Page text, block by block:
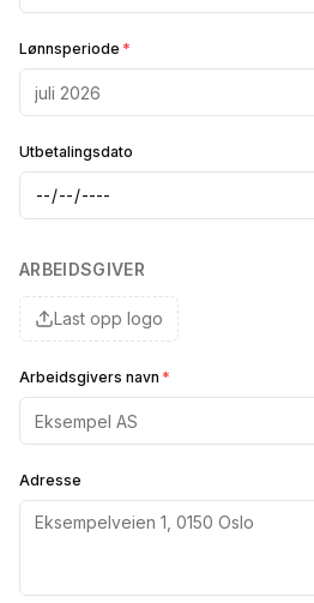
Lønnsperiode *
Utbetalingsdato
ARBEIDSGIVER
Last opp logo
Arbeidsgivers navn *
Adresse